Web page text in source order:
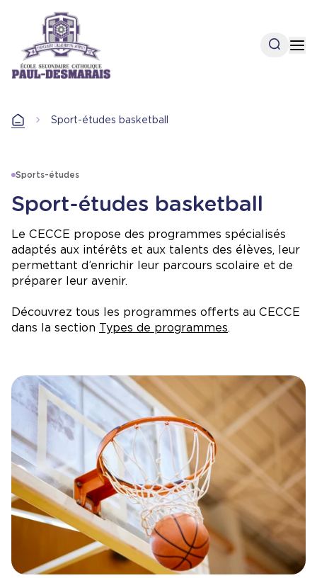
contenu
principal
Open
AccueilSport-études basketball
Sports-études
Sport-études basketball
Le CECCE propose des programmes spécialisés
adaptés aux intérêts et aux talents des élèves, leur
permettant d’enrichir leur parcours scolaire et de
préparer leur avenir.
Découvrez tous les programmes offerts au CECCE
dans la section Types de programmes.